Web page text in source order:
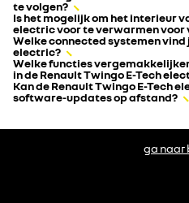
te volgen?
Is het mogelijk om het interieur
electric voor te verwarmen voor
Welke connected systemen vind
electric?
Welke functies
in de Renault Twingo E-Tech
Kan de Renault Twingo E-Tech
software-updates op afstand?
ga naar